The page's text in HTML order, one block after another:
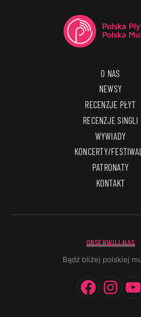
O NAS
NEWSY
RECENZJE PŁYT
RECENZJE SINGLI
WYWIADY
KONCERTY/
PATRONATY
KONTAKT
OBSERWUJ NAS
Bądź bliżej polskiej